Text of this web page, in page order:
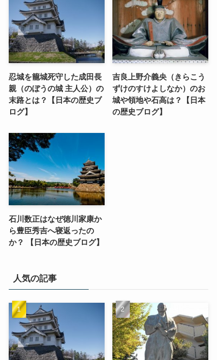
忍城を籠城死守した成田長
親（のぼうの城 主人公）の
末路とは？【日本の歴史ブ
ログ】
吉良上野介義央（きらこう
ずけのすけよしなか）のお
城や領地や石高は？【日本
の歴史ブログ】
石川数正はなぜ徳川家康か
ら豊臣秀吉へ寝返ったの
か？ 【日本の歴史ブログ】
人気の記事